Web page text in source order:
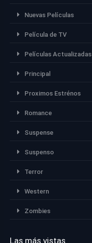
Nuevas Películas
Película de TV
Películas Actualizadas
Principal
Proximos Estrénos
Romance
Suspense
Suspenso
Terror
Western
Zombies
Las más vistas